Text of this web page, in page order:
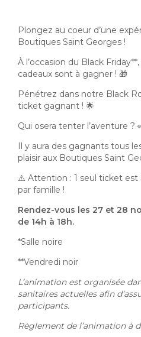
Plongez au coeur d’une
Boutiques Saint Georges !
À l’occasion du Black
cadeaux sont à gagner ! 🎁
Pénétrez dans notre Black
ticket gagnant ! 🌟
Qui osera tenter l’aventure ?
Il y aura des gagnants tous
plaisir aux Boutiques Saint
⚠️ Attention : 1 seul ticket est
par famille !
Rendez-vous les 27 et 28
de 14h à 18h.
*Salle noire
**Vendredi noir
L’animation est organisée
sanitaires actuelles afin
participants.
Règlement de l’animation à